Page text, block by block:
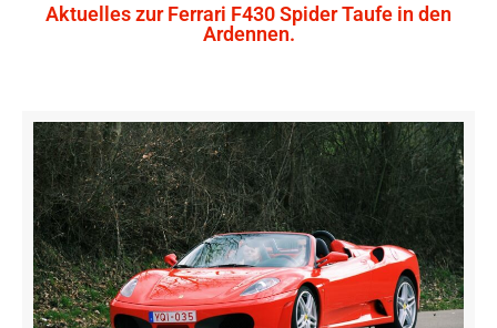
Aktuelles zur Ferrari F430 Spider Taufe in den
Ardennen.